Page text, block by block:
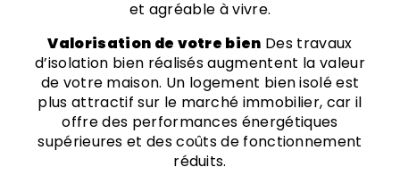
et agréable à vivre.
Valorisation de votre bien Des travaux
d’isolation bien réalisés augmentent la valeur
de votre maison. Un logement bien isolé est
plus attractif sur le marché immobilier, car il
offre des performances énergétiques
supérieures et des coûts de fonctionnement
réduits.